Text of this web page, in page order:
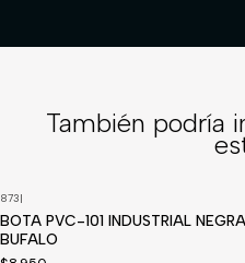
También podría
873|
BOTA PVC-101 INDUSTRIAL
BUFALO